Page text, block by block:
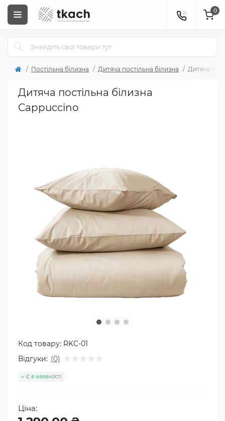
0
Постільна білизна Дитяча постільна білизна Дитяча
Дитяча постільна білизна
Cappuccino
Код товару: RKC-01
Відгуки: (0)
Є в наявності
Ціна: